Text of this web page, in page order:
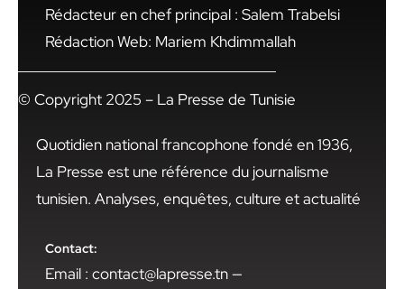
Rédacteur en chef principal : Salem Trabelsi
Rédaction Web: Mariem Khdimmallah
© Copyright 2025 – La Presse de Tunisie
Quotidien national francophone fondé en 1936,
La Presse est une référence du journalisme
tunisien. Analyses, enquêtes, culture et actualité
Contact:
Email : contact@lapresse.tn —